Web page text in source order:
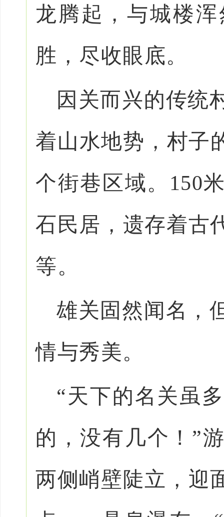
龙腾起，与城楼
胜，尽收眼底。
因关而兴的传
着山水地势，村子
个街巷区域。150
石民居，遗存着古
等。
雄关固然闻名，
情与秀美。
“天下的名关虽
的，没有几个！”
两侧峭壁陡立，迎